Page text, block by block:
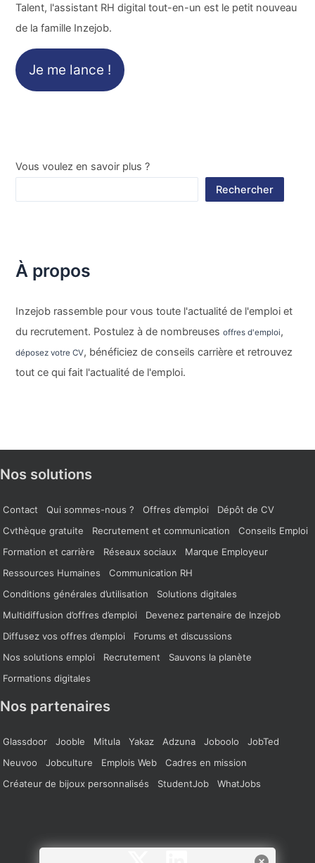
Talent, l'assistant RH digital tout-en-un est le petit nouveau
de la famille Inzejob.
Je me lance !
Vous voulez en savoir plus ?
Rechercher
À propos
Inzejob rassemble pour vous toute l'actualité de l'emploi et
du recrutement. Postulez à de nombreusesoffres d'emploi,
déposez votre CV, bénéficiez de conseils carrière et retrouvez
tout ce qui fait l'actualité de l'emploi.
Nos solutions
Contact Qui sommes-nous ? Offres d’emploi
Dépôt de CV
Cvthèque gratuite
Recrutement et communication
Conseils Emploi
Formation et carrière
Réseaux sociaux
Marque Employeur
Ressources Humaines
Communication RH
Conditions générales d’utilisation
Solutions digitales
Multidiffusion d’offres d’emploi
Devenez partenaire de Inzejob
Diffusez vos offres d’emploi
Forums et discussions
Nos solutions emploi
Recrutement
Sauvons la planète
Formations digitales
Nos partenaires
Glassdoor Jooble Mitula Yakaz Adzuna Joboolo
JobTed
Neuvoo
Jobculture Emplois Web
Cadres en mission
Créateur de bijoux personnalisés
StudentJob WhatJobs